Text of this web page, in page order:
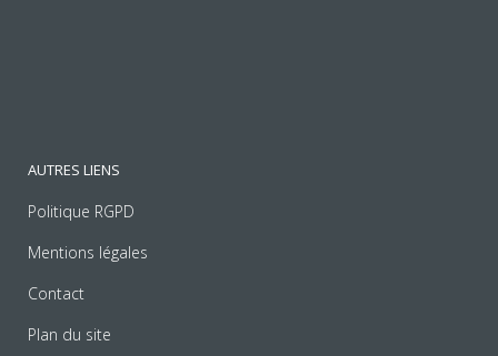
AUTRES LIENS
Politique RGPD
Mentions légales
Contact
Plan du site